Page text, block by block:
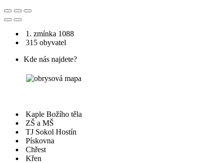
1. zmínka 1088
315 obyvatel
Kde nás najdete?
Kaple Božího těla
ZŠ a MŠ
TJ Sokol Hostín
Pískovna
Chřest
Křen